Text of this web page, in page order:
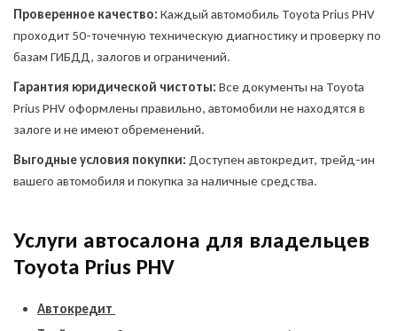
Проверенное качество: Каждый автомобиль Toyota Prius PHV
проходит 50-точечную техническую диагностику и проверку по
базам ГИБДД, залогов и ограничений.
Гарантия юридической чистоты: Все документы на Toyota
Prius PHV оформлены правильно, автомобили не находятся в
залоге и не имеют обременений.
Выгодные условия покупки: Доступен автокредит, трейд-ин
вашего автомобиля и покупка за наличные средства.
Услуги автосалона для владельцев
Toyota Prius PHV
Автокредит